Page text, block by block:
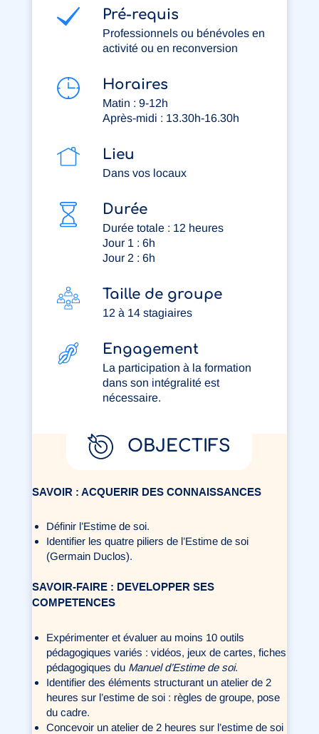
Pré-requis
Professionnels ou bénévoles en
activité ou en reconversion
Horaires
Matin : 9-12h
Après-midi : 13.30h-16.30h
Lieu
Dans vos locaux
Durée
Durée totale : 12 heures
Jour 1 : 6h
Jour 2 : 6h
Taille de groupe
12 à 14 stagiaires
Engagement
La participation à la formation
dans son intégralité est
nécessaire.
OBJECTIFS
SAVOIR : ACQUERIR DES CONNAISSANCES
Définir l’Estime de soi.
Identifier les quatre piliers de l’Estime de soi
(Germain Duclos).
SAVOIR-FAIRE : DEVELOPPER SES
COMPETENCES
Expérimenter et évaluer au moins 10 outils
pédagogiques variés : vidéos, jeux de cartes, fiches
pédagogiques du Manuel d’Estime de soi.
Identifier des éléments structurant un atelier de 2
heures sur l’estime de soi : règles de groupe, pose
du cadre.
Concevoir un atelier de 2 heures sur l’estime de soi